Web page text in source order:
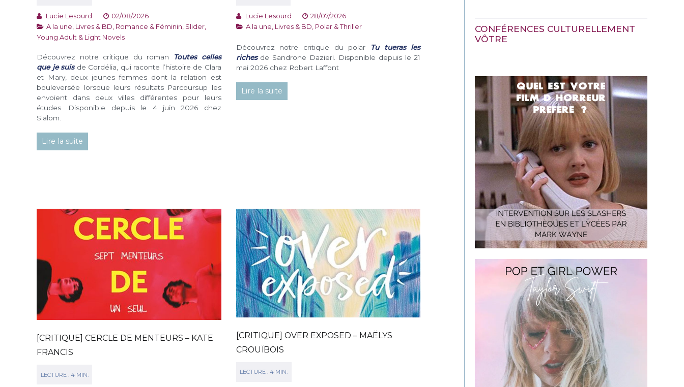
Lucie Lesourd
02/08/2026
A la une Livres & BD Romance & Féminin Slider
Young Adult & Light Novels
Découvrez notre critique du roman
Toutes celles
que je suisde Cordélia, qui raconte l’histoire de Clara
et Mary, deux jeunes femmes dont la relation est
bouleversée lorsque leurs résultats Parcoursup les
envoient dans deux villes différentes pour leurs
études. Disponible depuis le 4 juin 2026 chez
Slalom.
Lire la suite
Lucie Lesourd
28/07/2026
A la une, Livres & BD, Polar & Thriller
Découvrez notre critique du polar
Tu tueras les
richesde Sandrone Dazieri. Disponible depuis le 21
mai 2026 chez Robert Laffont
Lire la suite
[CRITIQUE] CERCLE DE MENTEURS – KATE
FRANCIS
[CRITIQUE] OVER EXPOSED – MAËLYS
CROUÏBOIS
CONFÉRENCES CULTURELLEMENT
VÔTRE